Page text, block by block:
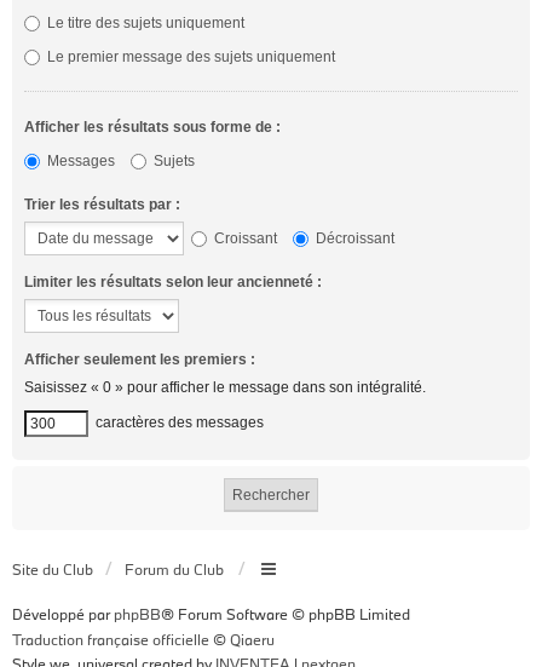
Le titre des sujets uniquement
Le premier message des sujets uniquement
Afficher les résultats sous forme de :
Messages
Sujets
Trier les résultats par :
Croissant
Décroissant
Limiter les résultats selon leur ancienneté :
Afficher seulement les premiers :
Saisissez « 0 » pour afficher le message dans son intégralité.
caractères des messages
Site du Club Forum du Club
Développé parphpBB® Forum Software © phpBB Limited
Traduction française officielle ©Qiaeru